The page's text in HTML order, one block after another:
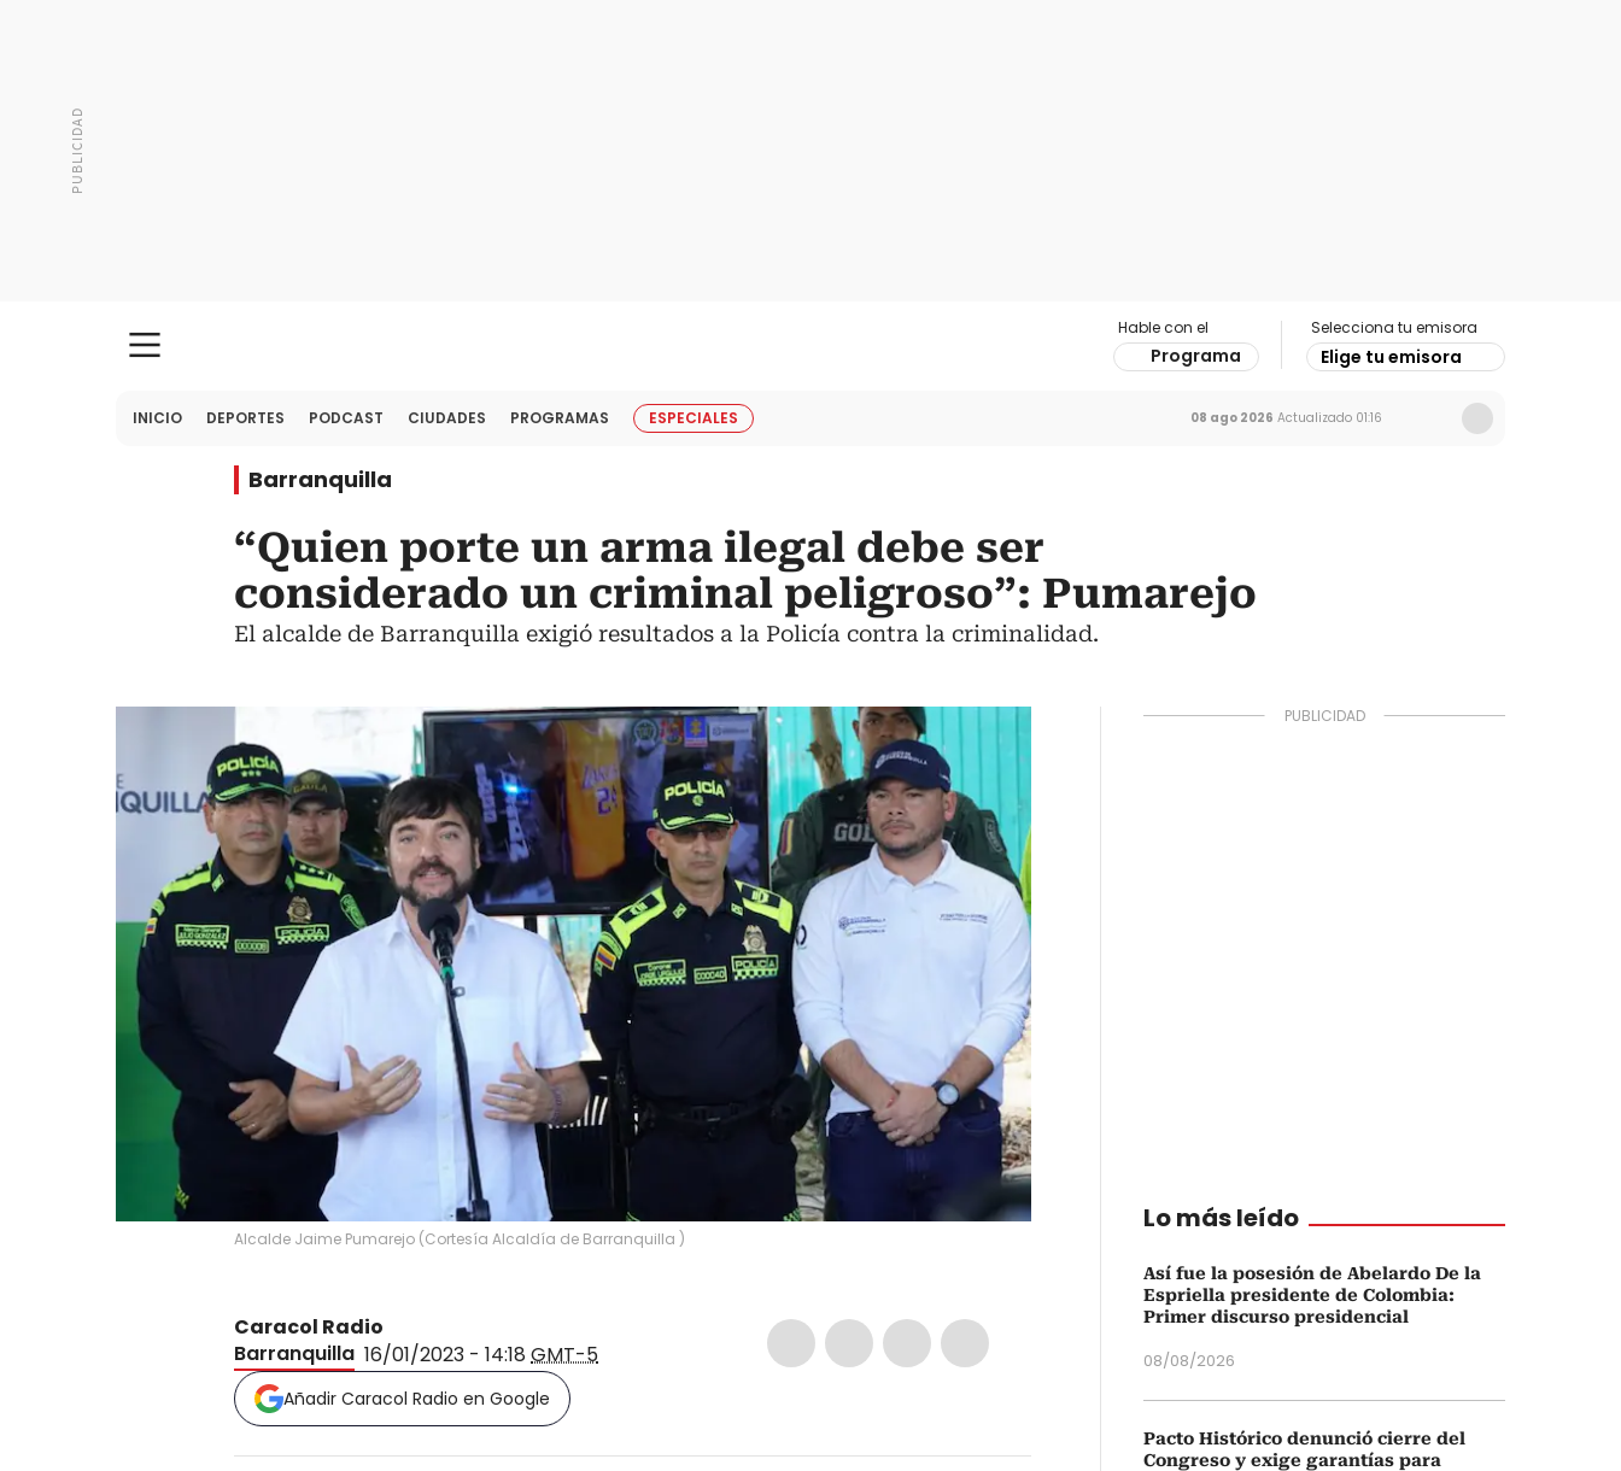
Hable con el
Programa
Selecciona tu emisora
Elige tu emisora
INICIO DEPORTES PODCAST CIUDADES PROGRAMAS ESPECIALES 08 ago 2026 Actualizado 01:16
Barranquilla
“Quien porte un arma ilegal debe ser
considerado un criminal peligroso”: Pumarejo
El alcalde de Barranquilla exigió resultados a la Policía contra la criminalidad.
Alcalde Jaime Pumarejo (Cortesía Alcaldía de Barranquilla )
Caracol Radio
Barranquilla 16/01/2023 - 14:18 GMT-5
Añadir Caracol Radio en Google
Lo más leído
Así fue la posesión de Abelardo De la
Espriella presidente de Colombia:
Primer discurso presidencial
08/08/2026
Pacto Histórico denunció cierre del
Congreso y exige garantías para